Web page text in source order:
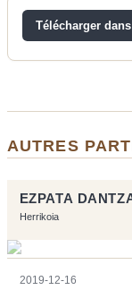
Télécharger
AUTRES
EZPATA
Herrikoia
2019-12-16